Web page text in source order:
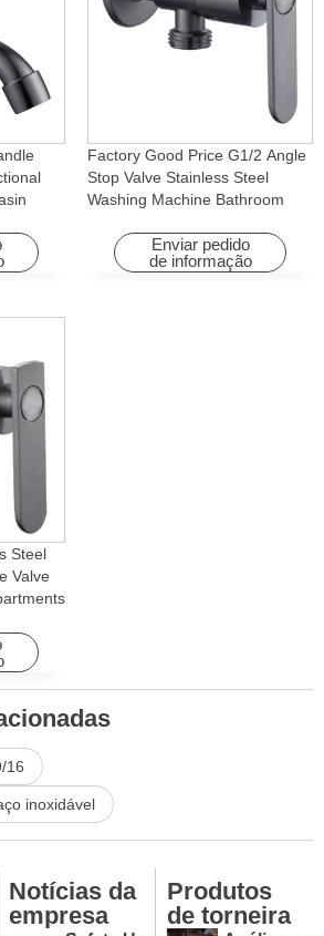
Factory Good Price G1/2 Angle
Stop Valve Stainless Steel
Washing Machine Bathroom
Apartments & Hotels
Enviar pedido
de informação
Steel
Valve
16
inoxidável
Notícias da
empresa
Produtos
de torneira